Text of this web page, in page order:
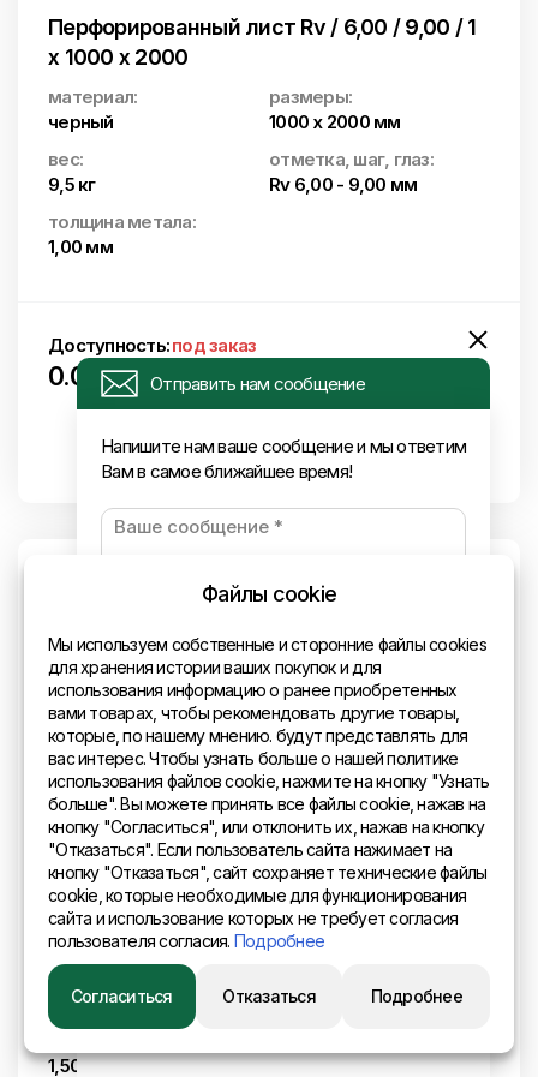
Перфорированный лист Rv / 6,00 / 9,00 / 1
x 1000 x 2000
материал:
черный
размеры:
1000 x 2000 мм
вес:
9,5 кг
отметка, шаг, глаз:
Rv 6,00 - 9,00 мм
толщина метала:
1,00 мм
Доступность:под заказ
0.00 € (включая НДС) / шт.
Код: 000056
Перфорированный лист Rv / 6,00 / 9,00 /
1,5 x 1000 x 2000
материал:
черный
размеры:
1000 x 2000 мм
вес:
14 кг
Rv 6,00 - 9,00 мм
1,50 мм
Отправить нам сообщение
Напишите нам ваше сообщение и мы ответим
Вам в самое ближайшее время!
Файлы cookie
Мы используем собственные и сторонние файлы cookies
для хранения истории ваших покупок и для
использования информацию о ранее приобретенных
вами товарах, чтобы рекомендовать другие товары,
которые, по нашему мнению. будут представлять для
вас интерес. Чтобы узнать больше о нашей политике
использования файлов cookie, нажмите на кнопку "Узнать
больше". Вы можете принять все файлы cookie, нажав на
кнопку "Согласиться", или отклонить их, нажав на кнопку
"Отказаться". Если пользователь сайта нажимает на
кнопку "Отказаться", сайт сохраняет технические файлы
cookie, которые необходимые для функционирования
сайта и использование которых не требует согласия
пользователя согласия. Подробнее
Согласиться Отказаться Подробнее